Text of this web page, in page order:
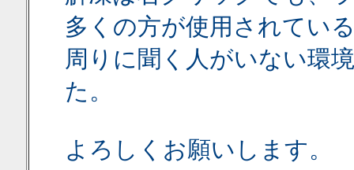
多くの方が使用されてい
周りに聞く人がいない環
た。
よろしくお願いします。